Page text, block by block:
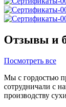
Отзывы и
Посмотреть все
Мы с гордостью
сотрудничали с
производству